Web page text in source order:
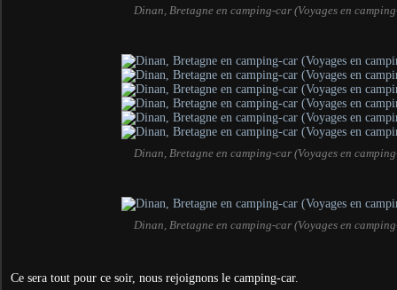
Dinan, Bretagne en camping-car (Voyages en
Dinan, Bretagne en camping-car (Voyages en
Dinan, Bretagne en camping-car (Voyages en
Ce sera tout pour ce soir, nous rejoignons le camping-car.